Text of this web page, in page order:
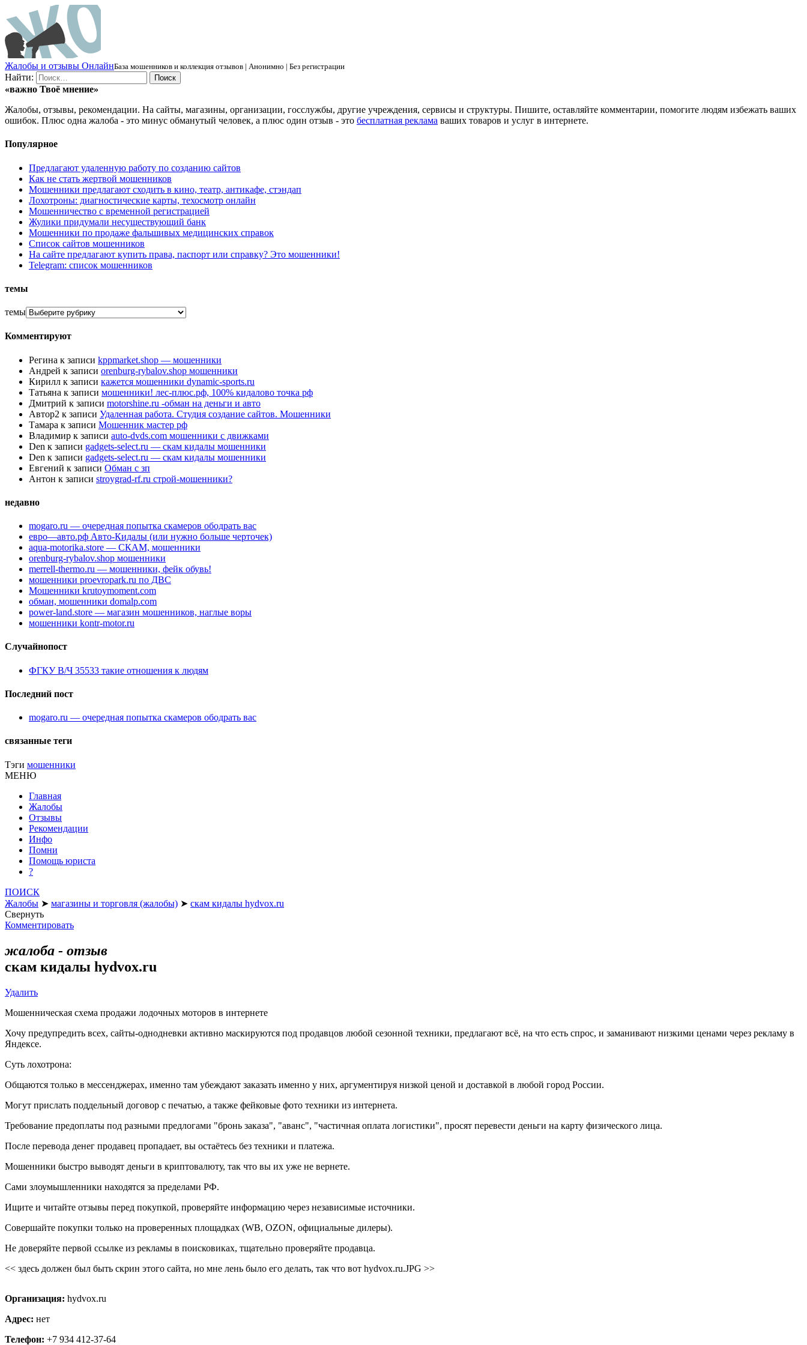
Жалобы и отзывы ОнлайнБаза мошенников и коллекция отзывов | Анонимно | Без регистрации
Найти:
«важно Твоё мнение»
Жалобы, отзывы, рекомендации. На сайты, магазины, организации, госслужбы, другие учреждения, сервисы и структуры. Пишите, оставляйте комментарии, помогите людям избежать ваших
ошибок. Плюс одна жалоба - это минус обманутый человек, а плюс один отзыв - это бесплатная реклама ваших товаров и услуг в интернете.
Популярное
Предлагают удаленную работу по созданию сайтов
Как не стать жертвой мошенников
Мошенники предлагают сходить в кино, театр, антикафе, стэндап
Лохотроны: диагностические карты, техосмотр онлайн
Мошенничество с временной регистрацией
Жулики придумали несуществующий банк
Мошенники по продаже фальшивых медицинских справок
Список сайтов мошенников
На сайте предлагают купить права, паспорт или справку? Это мошенники!
Telegram: список мошенников
темы
темы
Комментируют
Регина к записи kppmarket.shop — мошенники
Андрей к записи orenburg-rybalov.shop мошенники
Кирилл к записи кажется мошенники dynamic-sports.ru
Татьяна к записи мошенники! лес-плюс.рф, 100% кидалово точка рф
Дмитрий к записи motorshine.ru -обман на деньги и авто
Автор2 к записи Удаленная работа. Студия создание сайтов. Мошенники
Тамара к записи Мошенник мастер рф
Владимир к записи auto-dvds.com мошенники с движками
Den к записи gadgets-select.ru — скам кидалы мошенники
Den к записи gadgets-select.ru — скам кидалы мошенники
Евгений к записи Обман с зп
Антон к записи stroygrad-rf.ru строй-мошенники?
недавно
mogaro.ru — очередная попытка скамеров ободрать вас
евро—авто.рф Авто-Кидалы (или нужно больше черточек)
aqua-motorika.store — СКАМ, мошенники
orenburg-rybalov.shop мошенники
merrell-thermo.ru — мошенники, фейк обувь!
мошенники proevropark.ru по ДВС
Мошенники krutoymoment.com
обман, мошенники domalp.com
power-land.store — магазин мошенников, наглые воры
мошенники kontr-motor.ru
Случайнопост
ФГКУ В/Ч 35533 такие отношения к людям
Последний пост
mogaro.ru — очередная попытка скамеров ободрать вас
связанные теги
Тэги мошенники
МЕНЮ
Главная
Жалобы
Отзывы
Рекомендации
Инфо
Помни
Помощь юриста
?
ПОИСК
Жалобы ➤ магазины и торговля (жалобы) ➤ скам кидалы hydvox.ru
Свернуть
Комментировать
жалоба - отзыв
скам кидалы hydvox.ru
Удалить
Мошенническая схема продажи лодочных моторов в интернете
Хочу предупредить всех, сайты-однодневки активно маскируются под продавцов любой сезонной техники, предлагают всё, на что есть спрос, и заманивают низкими ценами через рекламу в
Яндексе.
Суть лохотрона:
Общаются только в мессенджерах, именно там убеждают заказать именно у них, аргументируя низкой ценой и доставкой в любой город России.
Могут прислать поддельный договор с печатью, а также фейковые фото техники из интернета.
Требование предоплаты под разными предлогами "бронь заказа", "аванс", "частичная оплата логистики", просят перевести деньги на карту физического лица.
После перевода денег продавец пропадает, вы остаётесь без техники и платежа.
Мошенники быстро выводят деньги в криптовалюту, так что вы их уже не вернете.
Сами злоумышленники находятся за пределами РФ.
Ищите и читайте отзывы перед покупкой, проверяйте информацию через независимые источники.
Совершайте покупки только на проверенных площадках (WB, OZON, официальные дилеры).
Не доверяйте первой ссылке из рекламы в поисковиках, тщательно проверяйте продавца.
<< здесь должен был быть скрин этого сайта, но мне лень было его делать, так что вот hydvox.ru.JPG >>
Организация: hydvox.ru
Адрес: нет
Телефон: +7 934 412-37-64